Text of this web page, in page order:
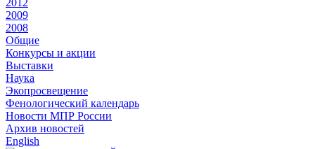
2009
2008
Общие
Конкурсы и акции
Выставки
Наука
Экопросвещение
Фенологический календарь
Новости МПР России
Архив новостей
English